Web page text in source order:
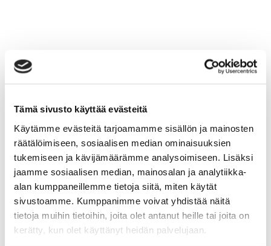
Tämä sivusto käyttää evästeitä
Käytämme evästeitä tarjoamamme sisällön ja mainosten
räätälöimiseen, sosiaalisen median ominaisuuksien
tukemiseen ja kävijämäärämme analysoimiseen. Lisäksi
jaamme sosiaalisen median, mainosalan ja analytiikka-
alan kumppaneillemme tietoja siitä, miten käytät
sivustoamme. Kumppanimme voivat yhdistää näitä
tietoja muihin tietoihin, joita olet antanut heille tai joita on
kerätty, kun olet käyttänyt heidän palvelujaan.